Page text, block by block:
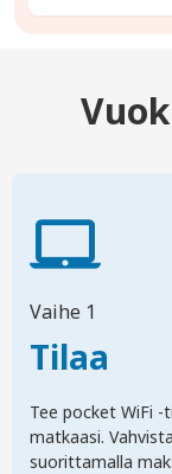
Vaihe 1
Tilaa
Tee pocket WiFi -
matkaasi.
suorittamalla